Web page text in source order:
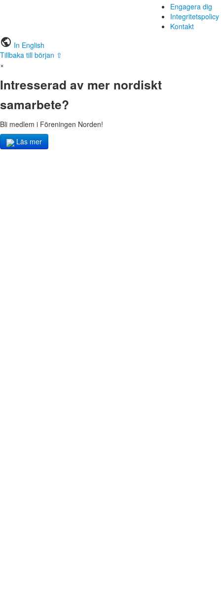
Engagera dig
Integritetspolicy
Kontakt
public In English
Tillbaka till början ⇧
×
Intresserad av mer nordiskt
samarbete?
Bli medlem i Föreningen Norden!
Läs mer